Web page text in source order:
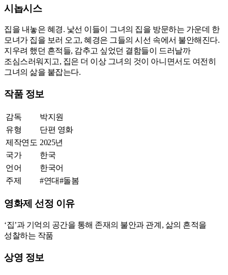
시놉시스
집을 내놓은 혜경. 낯선 이들이 그녀의 집을 방문하는 가운데 한
모녀가 집을 보러 오고, 혜경은 그들의 시선 속에서 불안해진다.
지우려 했던 흔적들, 감추고 싶었던 결함들이 드러날까
조심스러워지고, 집은 더 이상 그녀의 것이 아니면서도 여전히
그녀의 삶을 붙잡는다.
작품 정보
감독
박지원
유형
단편 영화
제작연도 2025년
국가
한국
언어
한국어
주제
#연대#돌봄
영화제 선정 이유
‘집’과 기억의 공간을 통해 존재의 불안과 관계, 삶의 흔적을
성찰하는 작품
상영 정보